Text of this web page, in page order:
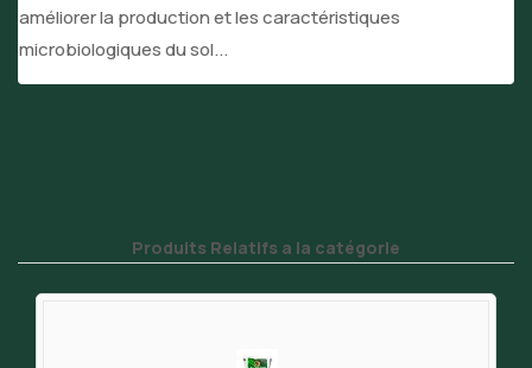
améliorer la production et les caractéristiques
microbiologiques du sol...
Produits Relatifs a la catégorie